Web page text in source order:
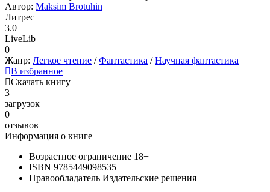
Автор: Maksim Brotuhin
Литрес
3.0
LiveLib
0
Жанр: Легкое чтение /Фантастика /Научная фантастика
В избранное
Скачать книгу
3
загрузок
0
отзывов
Информация о книге
Возрастное ограничение 18+
ISBN 9785449098535
Правообладатель Издательские решения